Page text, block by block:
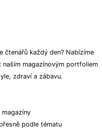
čtenářů každý den? Nabízíme
magazínovým portfoliem
zdraví a zábavu.
podle tématu